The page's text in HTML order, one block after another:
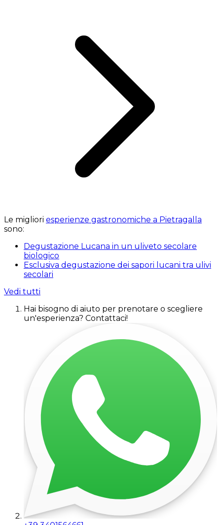
Le migliori esperienze gastronomiche a Pietragalla
sono:
Degustazione Lucana in un uliveto secolare
biologico
Esclusiva degustazione dei sapori lucani tra ulivi
secolari
Vedi tutti
Hai bisogno di aiuto per prenotare o scegliere
un'esperienza? Contattaci!